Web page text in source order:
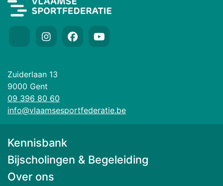
Zuiderlaan 13
9000 Gent
09 396 80 60
info@vlaamsesportfederatie.be
Kennisbank
Bijscholingen & Begeleiding
Over ons